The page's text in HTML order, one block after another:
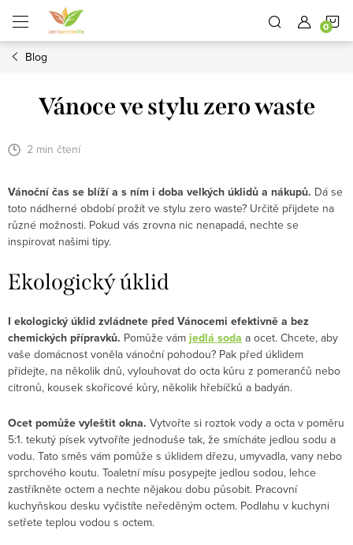
obsah
Blog
Vánoce ve stylu zero waste
2 min čtení
Vánoční čas se blíží a s ním i doba velkých úklidů a nákupů. Dá se
toto nádherné období prožít ve stylu zero waste? Určitě přijdete na
různé možnosti. Pokud vás zrovna nic nenapadá, nechte se
inspirovat našimi tipy.
Ekologický úklid
I ekologický úklid zvládnete před Vánocemi efektivně a bez
chemických přípravků. Pomůže vám jedlá soda a ocet. Chcete, aby
vaše domácnost voněla vánoční pohodou? Pak před úklidem
přidejte, na několik dnů, vylouhovat do octa kůru z pomerančů nebo
citronů, kousek skořicové kůry, několik hřebíčků a badyán.
Ocet pomůže vyleštit okna. Vytvořte si roztok vody a octa v poměru
5:1. tekutý písek vytvoříte jednoduše tak, že smícháte jedlou sodu a
vodu. Tato směs vám pomůže s úklidem dřezu, umyvadla, vany nebo
sprchového koutu. Toaletní mísu posypejte jedlou sodou, lehce
zastříkněte octem a nechte nějakou dobu působit. Pracovní
kuchyňskou desku vyčistíte neředěným octem. Podlahu v kuchyni
setřete teplou vodou s octem.